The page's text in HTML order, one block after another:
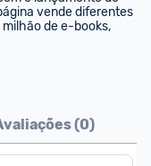
vende diferentes
milhão de e-books,
(0)